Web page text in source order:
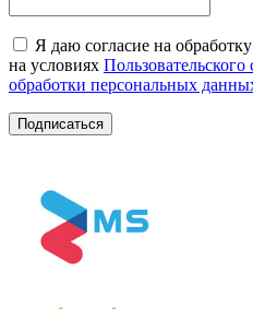
Я даю согласие на
на условиях Пользовательского
обработки персональных